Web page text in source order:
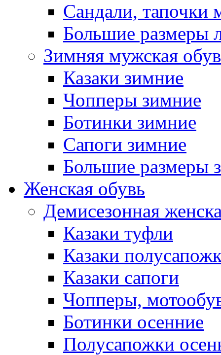
Сандали, тапочки
Большие размеры
Зимняя мужская
Казаки зимние
Чопперы зимние
Ботинки зимние
Сапоги зимние
Большие размеры
Женская обувь
Демисезонная
Казаки туфли
Казаки
Казаки сапоги
Чопперы,
Ботинки осенние
Полусапожки